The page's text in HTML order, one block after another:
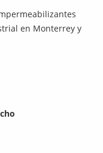
en Monterrey y